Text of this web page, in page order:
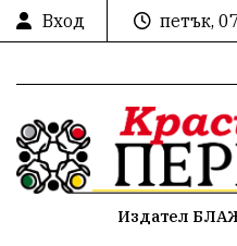
Вход
петък,
Издател